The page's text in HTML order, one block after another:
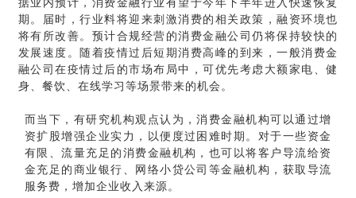
期。届时，行业料将迎来刺激消费的相关政策，融资环境也
将有所改善。预计合规经营的消费金融公司仍将保持较快的
发展速度。随着疫情过后短期消费高峰的到来，一般消费金
融公司在疫情过后的市场布局中，可优先考虑大额家电、健
身、餐饮、在线学习等场景带来的机会。
而当下， 有研究机构观点认为，消费金融机构可以通过增
资扩股增强企业实力，以便度过困难时期。对于一些资金
有限、流量充足的消费金融机构，也可以将客户导流给资
金充足的商业银行、网络小贷公司等金融机构，获取导流
服务费，增加企业收入来源。